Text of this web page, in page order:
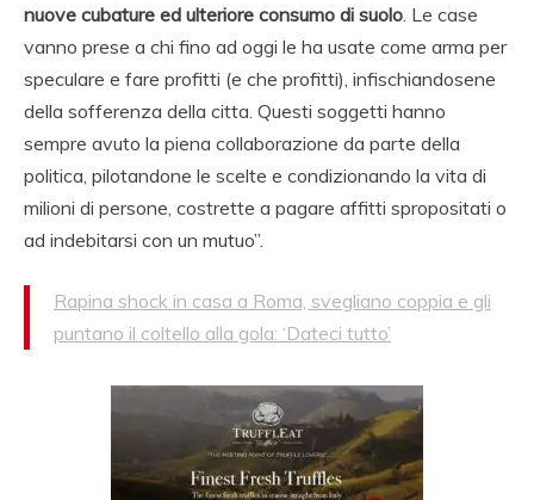
nuove cubature ed ulteriore consumo di suolo . Le case
vanno prese a chi fino ad oggi le ha usate come arma per
speculare e fare profitti (e che profitti), infischiandosene
della sofferenza della citta. Questi soggetti hanno
sempre avuto la piena collaborazione da parte della
politica, pilotandone le scelte e condizionando la vita di
milioni di persone, costrette a pagare affitti spropositati o
ad indebitarsi con un mutuo”.
Rapina shock in casa a Roma, svegliano coppia e gli
puntano il coltello alla gola: ‘Dateci tutto’